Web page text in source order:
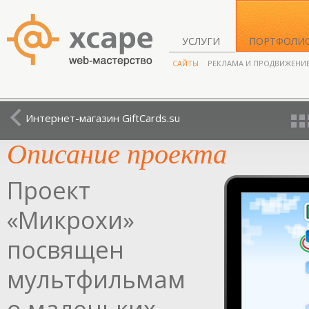
УСЛУГИ
САЙТЫ РЕКЛАМА И
Интернет-магазин GiftCards.su
Описание проекта
Проект
«Микрохи»
посвящен
мультфильмам